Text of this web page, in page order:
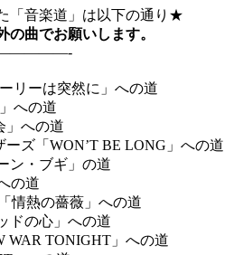
「音楽道」は以下の通り★
の曲でお願いします。
リーは突然に」への道
への道
」への道
ズ「WON’T BE LONG」への道
ン・ブギ」の道
の道
情熱の薔薇」への道
ドの心」への道
WAR TONIGHT」への道